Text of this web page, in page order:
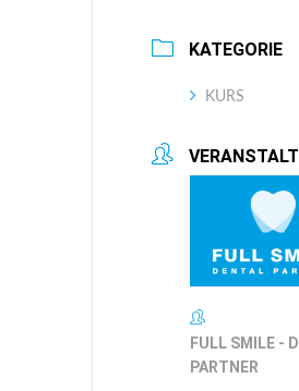
KATEGORIE
KURS
FULL SMILE -
PARTNER